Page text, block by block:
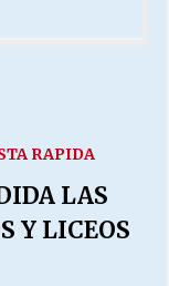
RAPIDA
LAS
Y LICEOS